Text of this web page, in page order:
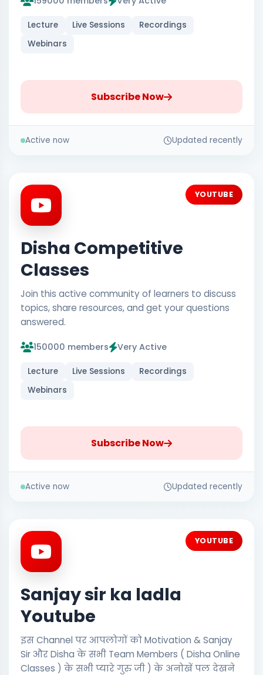
Lecture Live Sessions
Recordings
Webinars
Subscribe Now
Active now Updated recently
YOUTUBE
Disha Competitive
Classes
Join this active community of learners to discuss
topics, share resources, and get your questions
answered.
150000 members Very Active
Lecture Live Sessions
Recordings
Webinars
Subscribe Now
Active now Updated recently
YOUTUBE
Sanjay sir ka ladla
Youtube
इस Channel पर आपलोगों को Motivation & Sanjay
Sir और Disha के सभी Team Members ( Disha Online
Classes ) के सभी प्यारे गुरु जी ) के अनोखें पल देखने